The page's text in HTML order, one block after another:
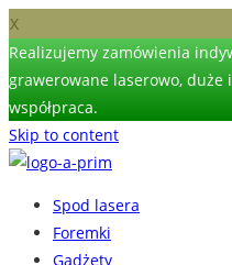
X
Realizujemy zamówienia
grawerowane laserowo, duże
współpraca.
Skip to content
Spod lasera
Foremki
Gadżety